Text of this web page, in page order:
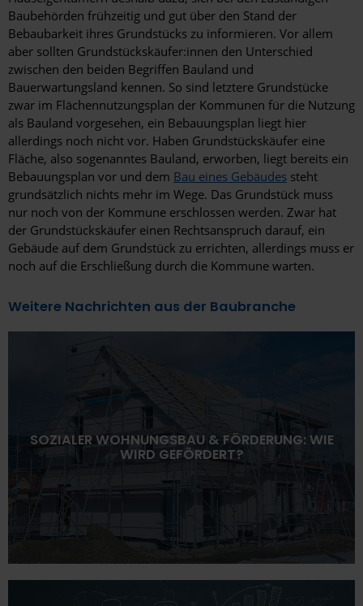
Baubehörden frühzeitig und gut über den Stand der
Bebaubarkeit ihres Grundstücks zu informieren. Vor allem
aber sollten Grundstückskäufer:innen den Unterschied
zwischen den beiden Begriffen Bauland und
Bauerwartungsland kennen. So sind letztere Grundstücke
zwar im Flächennutzungsplan der Kommunen für die Nutzung
als Bauland vorgesehen, ein Bebauungsplan liegt hier
allerdings noch nicht vor. Haben Grundstückskäufer eine
Fläche, also sogenanntes Bauland, erworben, liegt bereits ein
Bebauungsplan vor und dem Bau eines Gebäudes steht
grundsätzlich nichts mehr im Wege. Das Grundstück muss
nur noch von der Kommune erschlossen werden. Zwar hat
der Grundstückskäufer einen Rechtsanspruch darauf, ein
Gebäude auf dem Grundstück zu errichten, allerdings muss er
noch auf die Erschließung durch die Kommune warten.
Weitere Nachrichten aus der Baubranche
SOZIALER WOHNUNGSBAU & FÖRDERUNG: WIE
WIRD GEFÖRDERT?